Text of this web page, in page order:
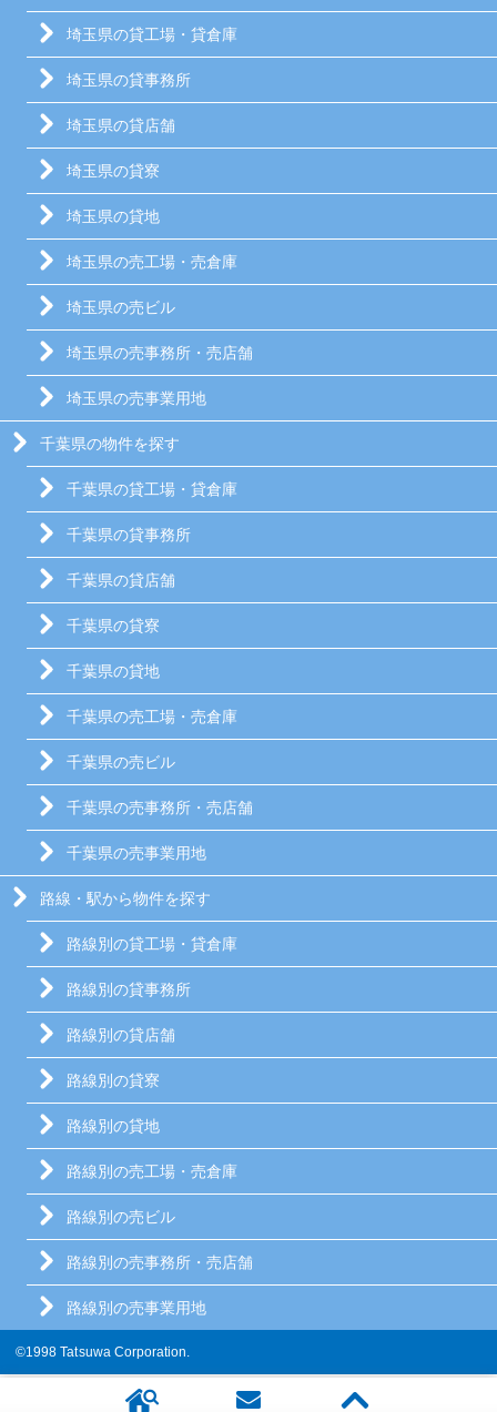
埼玉県の貸工場・貸倉庫
埼玉県の貸事務所
埼玉県の貸店舗
埼玉県の貸寮
埼玉県の貸地
埼玉県の売工場・売倉庫
埼玉県の売ビル
埼玉県の売事務所・売店舗
埼玉県の売事業用地
千葉県の物件を探す
千葉県の貸工場・貸倉庫
千葉県の貸事務所
千葉県の貸店舗
千葉県の貸寮
千葉県の貸地
千葉県の売工場・売倉庫
千葉県の売ビル
千葉県の売事務所・売店舗
千葉県の売事業用地
路線・駅から物件を探す
路線別の貸工場・貸倉庫
路線別の貸事務所
路線別の貸店舗
路線別の貸寮
路線別の貸地
路線別の売工場・売倉庫
路線別の売ビル
路線別の売事務所・売店舗
路線別の売事業用地
©1998 Tatsuwa Corporation.